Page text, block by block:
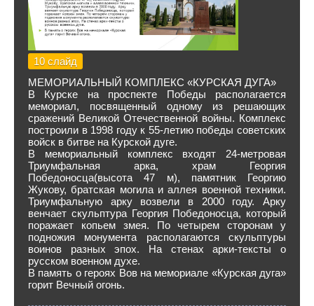
10 слайд
МЕМОРИАЛЬНЫЙ КОМПЛЕКС «КУРСКАЯ ДУГА»
В Курске на проспекте Победы располагается
мемориал, посвященный одному из решающих
сражений Великой Отечественной войны. Комплекс
построили в 1998 году к 55-летию победы советских
войск в битве на Курской дуге.
В мемориальный комплекс входят 24-метровая
Триумфальная арка, храм Георгия
Победоносца(высота 47 м), памятник Георгию
Жукову, братская могила и аллея военной техники.
Триумфальную арку возвели в 2000 году. Арку
венчает скульптура Георгия Победоносца, который
поражает копьем змея. По четырем сторонам у
подножия монумента располагаются скульптуры
воинов разных эпох. На стенах арки-тексты о
русском военном духе.
В память о героях Вов на мемориале «Курская дуга»
горит Вечный огонь.